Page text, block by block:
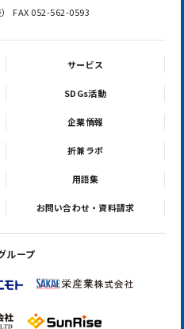
FAX 052-562-0593
サービス
SDGs活動
企業情報
折兼ラボ
用語集
お問い合わせ・資料請求
ループ